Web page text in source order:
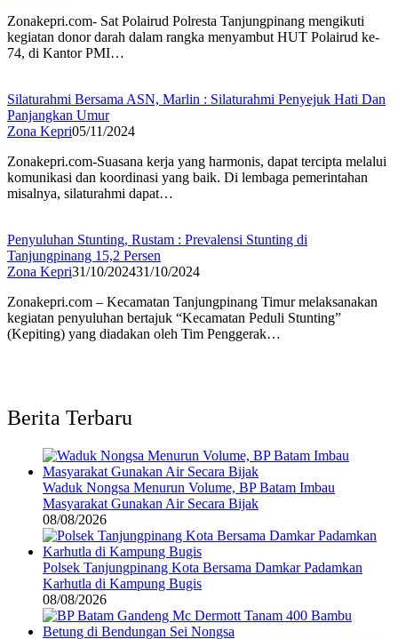
Zonakepri.com- Sat Polairud Polresta Tanjungpinang mengikuti
kegiatan donor darah dalam rangka menyambut HUT Polairud ke-
74, di Kantor PMI…
Silaturahmi Bersama ASN, Marlin : Silaturahmi Penyejuk Hati Dan
Panjangkan Umur
Zona Kepri05/11/2024
Zonakepri.com-Suasana kerja yang harmonis, dapat tercipta melalui
komunikasi dan koordinasi yang baik. Di lembaga pemerintahan
misalnya, silaturahmi dapat…
Penyuluhan Stunting, Rustam : Prevalensi Stunting di
Tanjungpinang 15,2 Persen
Zona Kepri31/10/202431/10/2024
Zonakepri.com – Kecamatan Tanjungpinang Timur melaksanakan
kegiatan penyuluhan bertajuk “Kecamatan Peduli Stunting”
(Kepiting) yang diadakan oleh Tim Penggerak…
Berita Terbaru
Waduk Nongsa Menurun Volume, BP Batam Imbau
Masyarakat Gunakan Air Secara Bijak
08/08/2026
Polsek Tanjungpinang Kota Bersama Damkar Padamkan
Karhutla di Kampung Bugis
08/08/2026